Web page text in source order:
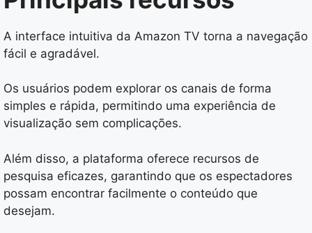
A interface intuitiva da Amazon TV torna a navegação
fácil e agradável.
Os usuários podem explorar os canais de forma
simples e rápida, permitindo uma experiência de
visualização sem complicações.
Além disso, a plataforma oferece recursos de
pesquisa eficazes, garantindo que os espectadores
possam encontrar facilmente o conteúdo que
desejam.